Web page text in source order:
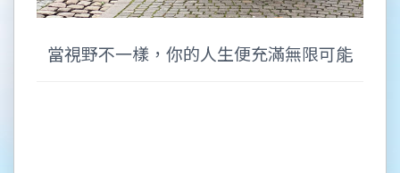
當視野不一樣，你的人生便充滿無限可能